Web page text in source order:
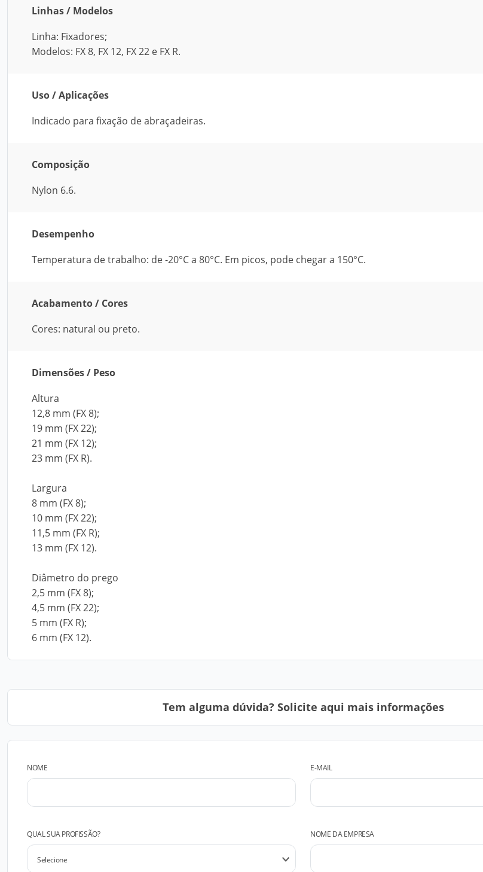
Linhas / Modelos
Linha: Fixadores;
Modelos: FX 8, FX 12, FX 22 e FX R.
Uso / Aplicações
Indicado para fixação de abraçadeiras.
Composição
Nylon 6.6.
Desempenho
Temperatura de trabalho: de -20°C a 80°C. Em picos, pode chegar a 150°C.
Acabamento / Cores
Cores: natural ou preto.
Dimensões / Peso
Altura
12,8 mm (FX 8);
19 mm (FX 22);
21 mm (FX 12);
23 mm (FX R).
Largura
8 mm (FX 8);
10 mm (FX 22);
11,5 mm (FX R);
13 mm (FX 12).
Diâmetro do prego
2,5 mm (FX 8);
4,5 mm (FX 22);
5 mm (FX R);
6 mm (FX 12).
Tem alguma dúvida? Solicite aqui mais informações
NOME E-MAIL
QUAL SUA PROFISSÃO? NOME DA EMPRESA